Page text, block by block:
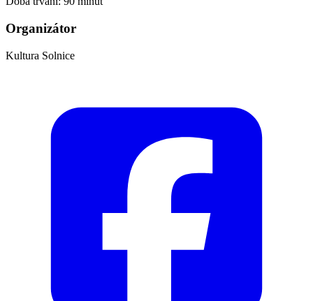
Organizátor
Kultura Solnice